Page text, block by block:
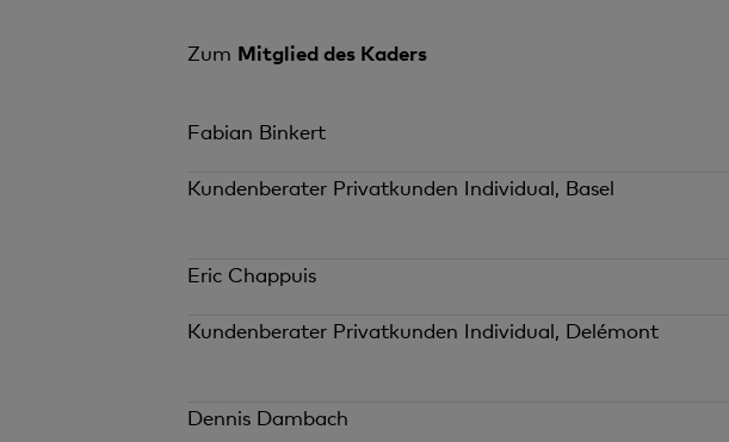
Zum Mitglied des Kaders
Fabian Binkert
Kundenberater Privatkunden Individual, Basel
Eric Chappuis
Kundenberater Privatkunden Individual, Delémont
Dennis Dambach